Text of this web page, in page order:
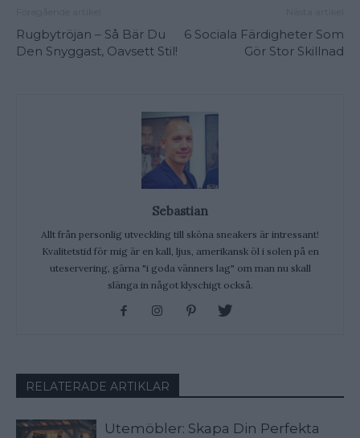
Rugbytröjan – Så Bär Du
Den Snyggast, Oavsett Stil!
6 Sociala Färdigheter Som
Gör Stor Skillnad
Sebastian
Allt från personlig utveckling till sköna sneakers är intressant!
Kvalitetstid för mig är en kall, ljus, amerikansk öl i solen på en
uteservering, gärna "i goda vänners lag" om man nu skall
slänga in något klyschigt också.
RELATERADE ARTIKLAR
Utemöbler: Skapa Din Perfekta